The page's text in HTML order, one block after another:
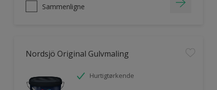
Sammenligne
Nordsjö Original Gulvmaling
Hurtigtørkende